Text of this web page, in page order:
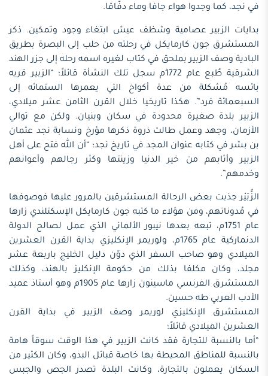
في نجد، كما وجدوا هواء جافا وماء دفّاقا.
بدايات الزبير عصامية وشظف عيش ابتغاء وجود وتمكين. ذكر
المستشرق جون كارمايكل في رحلته من حلب إلى البصرة بطريق
البادية وصف الزبير بملحق في كتاب لغيره اسمه رحله إلى جزر الهند
الشرقية طُبع عام 1772م سجل تلك النشأة قائلاً؛ “الزبير قريه
بائسه مُشكلة من عدة أكواخ التي يعمرها الستمائه إلى
السبعمائة فرد”. هكذا تاريخيا خلال القرن الثامن عشر ميلادي،
الزبير بلدة صغيرة محدودة في سكان وبنيان. ولكن مع توالي
الأزمان، وجهد وعمل طالت ذروة ذكرها مؤرخ ونسابة نجد عثمان
بن بشر في كتابه عنوان المجد في تاريخ نجد؛ “أن الله فتح على أهل
الزبير وأثابهم من خير الدنيا وزينتها وكثر رجالهم وأعوانهم
وخدمهم”.
الزُّبَيْر جذبت بعض الرحالة المستشرقين بالمرور عليها فوصوفها
في مُدوناتهم، ومن هؤلاء ما كتبه جون كارمايكل الإسكتلندي زارها
عام 1751م، تبعه بعدها نيبور الألماني الذي عمل لصالح الدولة
الدنماركية عام 1765م، ولوريمر الإنكليزي بداية القرن العشرين
الميلادي وهو صاحب السفر الذي دوّن دليل الخليج باربعة عشر
مجلد، وكان مكلفا بذلك من حكومة الإنكليز بالهند، وكذلك
المستشرق الفرنسي ماسينون زارها عام 1905م وهو أستاذ عميد
الأدب العربي طه حسين.
المستشرق الإنكليزي لوريمر وصف الزبير في بداية القرن
العشرين الميلادي قائلاً؛
“أما بالنسبة للتجارة فقد كانت الزبير في هذا الوقت سوقاً هامة
بالنسبة للمناطق المحيطة بها خاصة قبائل البدو، وكان الكثير من
السكان يعملون بالتجارة، وكانت البلدة تصدر الجص والجبس